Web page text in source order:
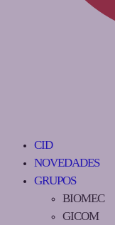
CID
NOVEDADES
GRUPOS
BIOMEC
GICOM